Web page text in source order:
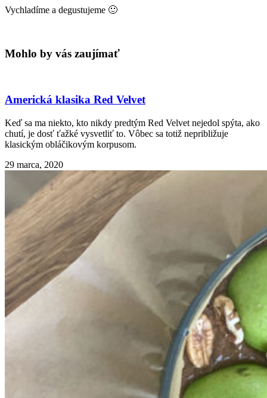
Vychladíme a degustujeme 🙂
Mohlo by vás zaujímať
Americká klasika Red Velvet
Keď sa ma niekto, kto nikdy predtým Red Velvet nejedol spýta, ako
chutí, je dosť ťažké vysvetliť to. Vôbec sa totiž nepribližuje
klasickým obláčikovým korpusom.
29 marca, 2020